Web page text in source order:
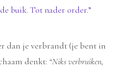
buik. Tot nader order.”
dan je verbrandt (je bent in
denkt: “Niks verbruiken,